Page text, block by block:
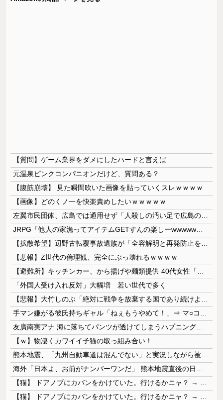
【質問】ゲーム業界をダメにしたハードと言えば
元温泉ピンクコンパニオンだけど、質問ある？
【腹筋崩壊】 見た瞬間吹いた画像を貼っていくスレｗｗｗｗ
【画像】どのくノ一を快楽責めしたいｗｗｗｗｗ
【悲報】Z世代の倫理観、完全にぶっ壊れるｗｗｗｗ
「外国人受け入れ反対」大幅増 若い世代で多く
【ｗ】物凄くカワイイ子猫の取っ組み合い！